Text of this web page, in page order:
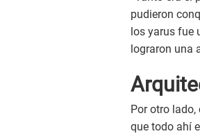
pudieron
los yarus fue
lograron una
Por otro
que todo ahí